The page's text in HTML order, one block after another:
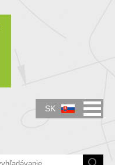
SK